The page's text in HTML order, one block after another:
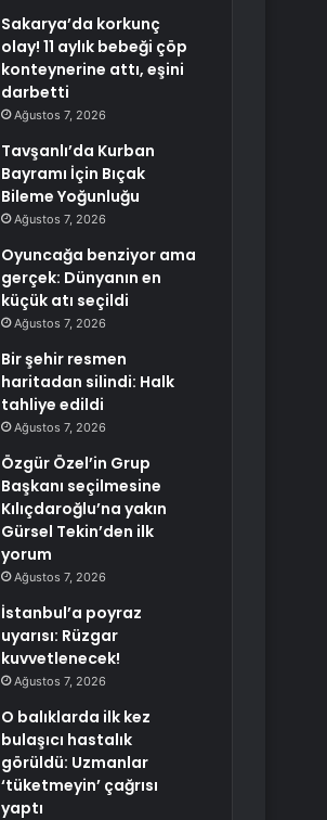
Sakarya’da korkunç
olay! 11 aylık bebeği çöp
konteynerine attı, eşini
darbetti
Ağustos 7, 2026
Tavşanlı’da Kurban
Bayramı İçin Bıçak
Bileme Yoğunluğu
Ağustos 7, 2026
Oyuncağa benziyor ama
gerçek: Dünyanın en
küçük atı seçildi
Ağustos 7, 2026
Bir şehir resmen
haritadan silindi: Halk
tahliye edildi
Ağustos 7, 2026
Özgür Özel’in Grup
Başkanı seçilmesine
Kılıçdaroğlu’na yakın
Gürsel Tekin’den ilk
yorum
Ağustos 7, 2026
İstanbul’a poyraz
uyarısı: Rüzgar
kuvvetlenecek!
Ağustos 7, 2026
O balıklarda ilk kez
bulaşıcı hastalık
görüldü: Uzmanlar
‘tüketmeyin’ çağrısı
yaptı